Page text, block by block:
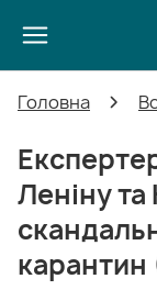
Головна
Леніну та
карантин